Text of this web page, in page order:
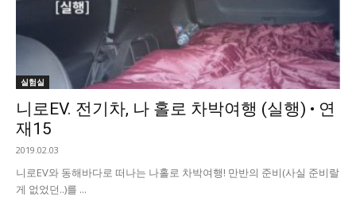
실험실
니로EV. 전기차, 나 홀로 차박여행 (실행) • 연
재15
2019.02.03
니로EV와 동해바다로 떠나는 나홀로 차박여행! 만반의 준비(사실 준비랄
게 없었던..)를 ...